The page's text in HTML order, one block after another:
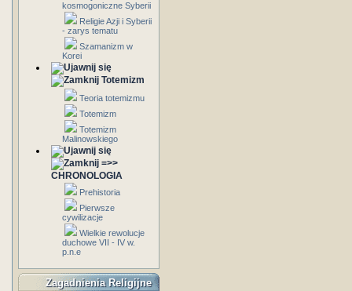
kosmogoniczne Syberii
Religie Azji i Syberii
- zarys tematu
Szamanizm w
Korei
Totemizm
Teoria totemizmu
Totemizm
Totemizm
Malinowskiego
=>>
CHRONOLOGIA
Prehistoria
Pierwsze
cywilizacje
Wielkie rewolucje
duchowe VII - IV w.
p.n.e
Zagadnienia Religijne